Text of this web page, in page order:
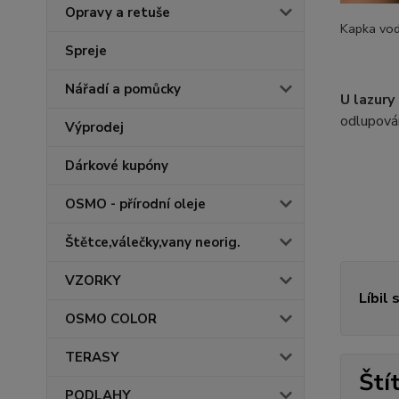
Opravy a retuše
Spreje
Nářadí a pomůcky
Výprodej
Dárkové kupóny
OSMO - přírodní oleje
Štětce,válečky,vany neorig.
VZORKY
OSMO COLOR
TERASY
PODLAHY
Kapka
U
Líbil